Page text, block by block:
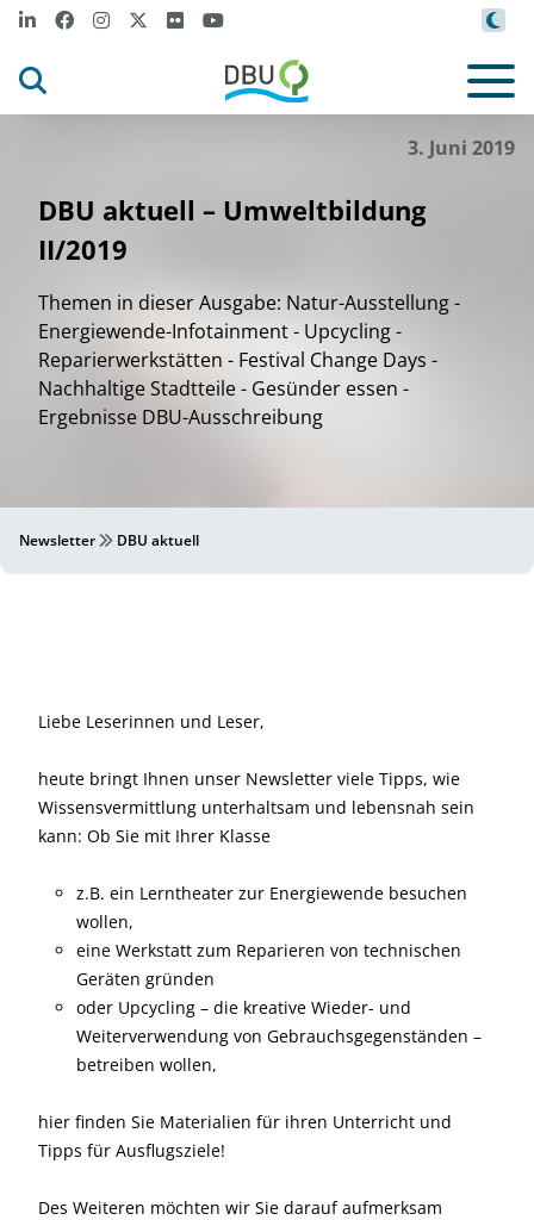
3. Juni 2019
DBU aktuell – Umweltbildung
II/2019
Themen in dieser Ausgabe: Natur-Ausstellung -
Energiewende-Infotainment - Upcycling -
Reparierwerkstätten - Festival Change Days -
Nachhaltige Stadtteile - Gesünder essen -
Ergebnisse DBU-Ausschreibung
Newsletter DBU aktuell
Liebe Leserinnen und Leser,
heute bringt Ihnen unser Newsletter viele Tipps, wie
Wissensvermittlung unterhaltsam und lebensnah sein
kann: Ob Sie mit Ihrer Klasse
z.B. ein Lerntheater zur Energiewende besuchen
wollen,
eine Werkstatt zum Reparieren von technischen
Geräten gründen
oder Upcycling – die kreative Wieder- und
Weiterverwendung von Gebrauchsgegenständen –
betreiben wollen,
hier finden Sie Materialien für ihren Unterricht und
Tipps für Ausflugsziele!
Des Weiteren möchten wir Sie darauf aufmerksam